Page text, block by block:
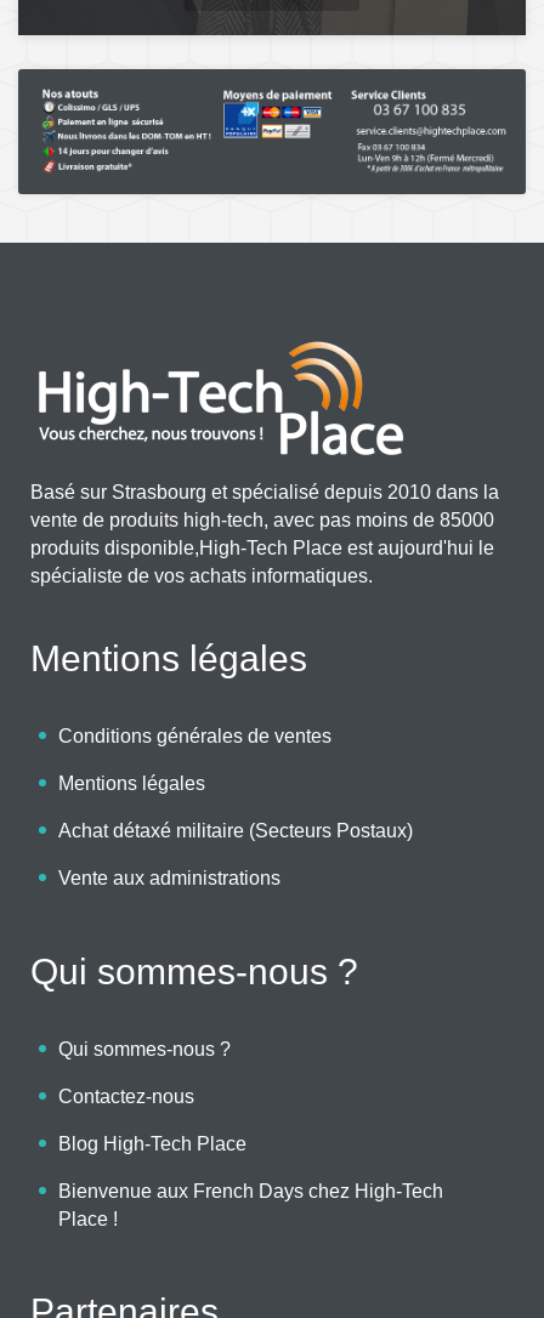
Basé sur Strasbourg et spécialisé depuis 2010 dans la
vente de produits high-tech, avec pas moins de 85000
produits disponible,High-Tech Place est aujourd'hui le
spécialiste de vos achats informatiques.
Mentions légales
Conditions générales de ventes
Mentions légales
Achat détaxé militaire (Secteurs Postaux)
Vente aux administrations
Qui sommes-nous ?
Qui sommes-nous ?
Contactez-nous
Blog High-Tech Place
Bienvenue aux French Days chez High-Tech
Place !